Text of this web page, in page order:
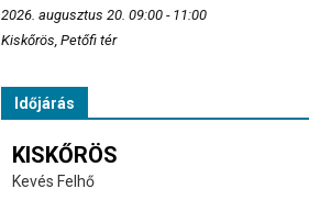
2026. augusztus 20. 09:00 - 11:00
Kiskőrös, Petőfi tér
Időjárás
KISKŐRÖS
Kevés Felhő